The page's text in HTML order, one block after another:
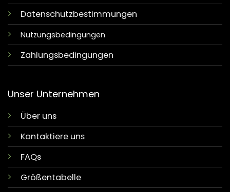
Datenschutzbestimmungen
Nutzungsbedingungen
Zahlungsbedingungen
Unser Unternehmen
Über uns
Kontaktiere uns
FAQs
Größentabelle